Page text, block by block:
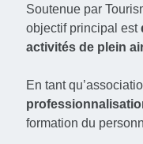
Soutenue par
objectif principal est
activités de plein
En tant
formation du